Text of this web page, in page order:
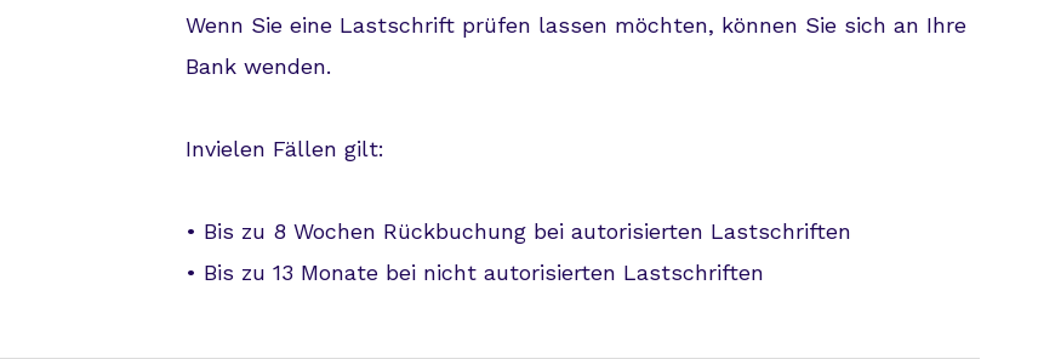
Wenn Sie eine Lastschrift prüfen lassen möchten, können Sie sich an Ihre
Bank wenden.
Invielen Fällen gilt:
• Bis zu 8 Wochen Rückbuchung bei autorisierten Lastschriften
• Bis zu 13 Monate bei nicht autorisierten Lastschriften